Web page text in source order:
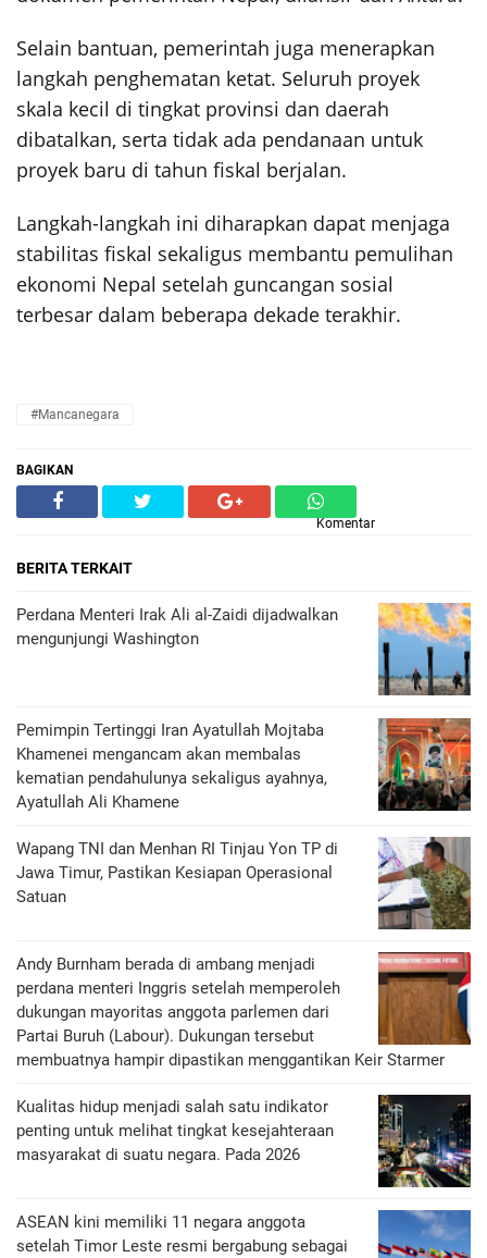
Selain bantuan, pemerintah juga menerapkan
langkah penghematan ketat. Seluruh proyek
skala kecil di tingkat provinsi dan daerah
dibatalkan, serta tidak ada pendanaan untuk
proyek baru di tahun fiskal berjalan.
Langkah-langkah ini diharapkan dapat menjaga
stabilitas fiskal sekaligus membantu pemulihan
ekonomi Nepal setelah guncangan sosial
terbesar dalam beberapa dekade terakhir.
#Mancanegara
BAGIKAN
Komentar
BERITA TERKAIT
Perdana Menteri Irak Ali al-Zaidi dijadwalkan
mengunjungi Washington
Pemimpin Tertinggi Iran Ayatullah Mojtaba
Khamenei mengancam akan membalas
kematian pendahulunya sekaligus ayahnya,
Ayatullah Ali Khamene
Wapang TNI dan Menhan RI Tinjau Yon TP di
Jawa Timur, Pastikan Kesiapan Operasional
Satuan
Andy Burnham berada di ambang menjadi
perdana menteri Inggris setelah memperoleh
dukungan mayoritas anggota parlemen dari
Partai Buruh (Labour). Dukungan tersebut
membuatnya hampir dipastikan menggantikan Keir Starmer
Kualitas hidup menjadi salah satu indikator
penting untuk melihat tingkat kesejahteraan
masyarakat di suatu negara. Pada 2026
ASEAN kini memiliki 11 negara anggota
setelah Timor Leste resmi bergabung sebagai